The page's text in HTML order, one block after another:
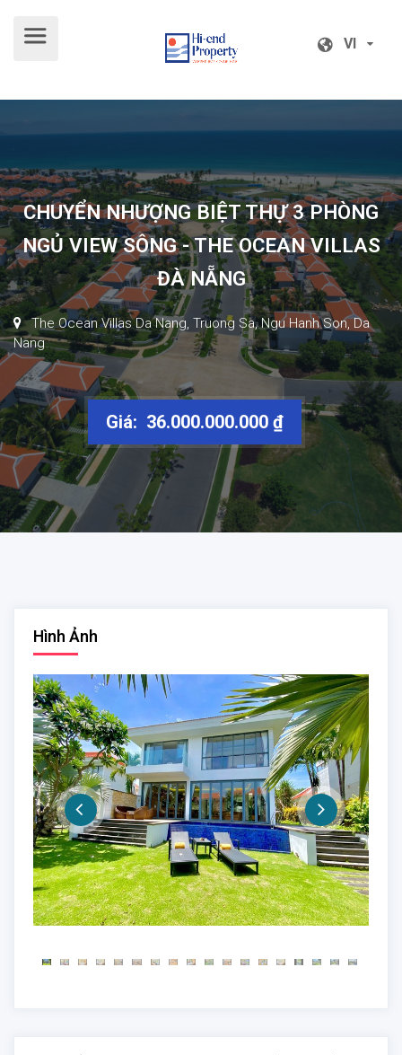
VI
VI
CHUYỂN NHƯỢNG BIỆT THỰ 3 PHÒNG
NGỦ VIEW SÔNG - THE OCEAN VILLAS
ĐÀ NẴNG
The Ocean Villas Da Nang, Truong Sa, Ngu Hanh Son, Da
Nang
Giá: 36.000.000.000 ₫
Hình Ảnh